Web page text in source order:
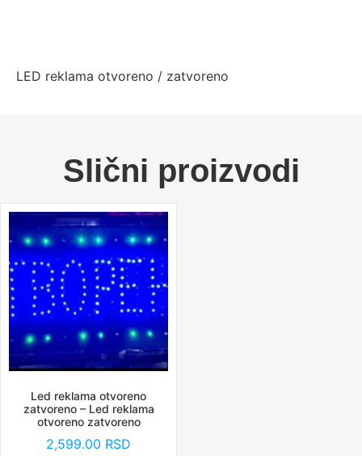
LED reklama otvoreno / zatvoreno
Slični proizvodi
Led reklama otvoreno
zatvoreno – Led reklama
otvoreno zatvoreno
2,599.00 RSD